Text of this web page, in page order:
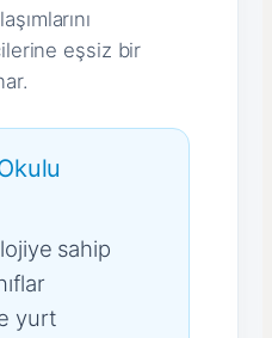
eşsiz bir
sahip
yurt